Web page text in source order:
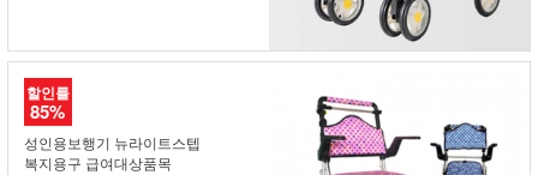
할인률
85%
성인용보행기 뉴라이트스텝
복지용구 급여대상품목